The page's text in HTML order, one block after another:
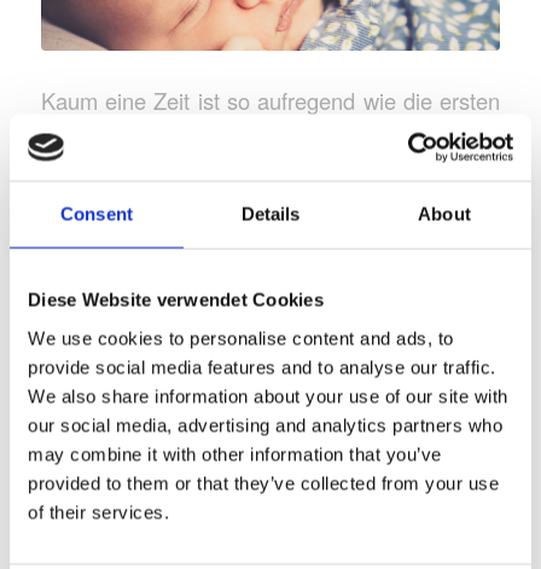
Consent Details About
Diese Website verwendet Cookies
We use cookies to personalise content and ads, to
provide social media features and to analyse our traffic.
We also share information about your use of our site with
our social media, advertising and analytics partners who
may combine it with other information that you’ve
provided to them or that they’ve collected from your use
of their services.
Kaum eine Zeit ist so aufregend wie die ersten
Tage mit dem eigenen Baby Zuhause. Man ist
allem glücklich und dankbar. Während man bis
zum Hals in Windeln steckt, ist man endlich
angekommen im neuen Leben.
Weiterlesen
14. OKTOBER 2020